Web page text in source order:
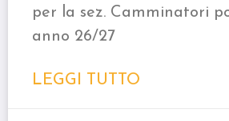
per la sez. Camminatori
anno 26/27
LEGGI TUTTO